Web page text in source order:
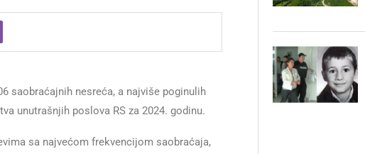
saobraćajnih nesreća, a najviše poginulih
unutrašnjih poslova RS za 2024. godinu.
sa najvećom frekvencijom saobraćaja,